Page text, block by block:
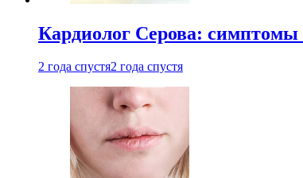
Кардиолог Серова:
2 года спустя2 года спустя